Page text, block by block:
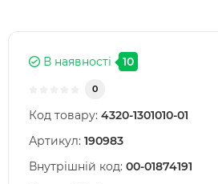
В наявності 10
0
Код товару: 4320-1301010-01
Артикул: 190983
Внутрішній код: 00-01874191